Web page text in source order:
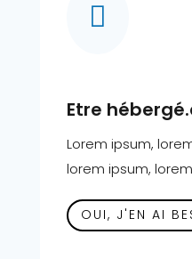

Etre
Lorem ipsum,
lorem ipsum,
OUI, J'EN AI